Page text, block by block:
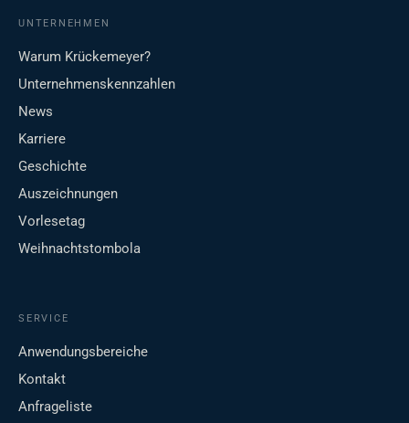
UNTERNEHMEN
Warum Krückemeyer?
Unternehmenskennzahlen
News
Karriere
Geschichte
Auszeichnungen
Vorlesetag
Weihnachtstombola
SERVICE
Anwendungsbereiche
Kontakt
Anfrageliste